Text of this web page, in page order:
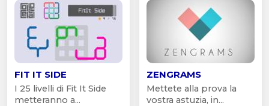
FIT IT SIDE
I 25 livelli di Fit It Side
metteranno a...
ZENGRAMS
Mettete alla prova la
vostra astuzia, in...